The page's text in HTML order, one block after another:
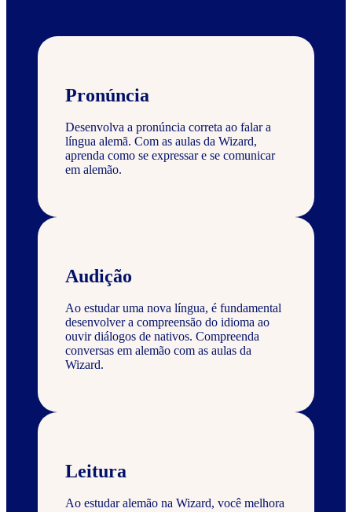
Pronúncia
Desenvolva a pronúncia correta ao falar a
língua alemã. Com as aulas da Wizard,
aprenda como se expressar e se comunicar
em alemão.
Audição
Ao estudar uma nova língua, é fundamental
desenvolver a compreensão do idioma ao
ouvir diálogos de nativos. Compreenda
conversas em alemão com as aulas da
Wizard.
Leitura
Ao estudar alemão na Wizard, você melhora